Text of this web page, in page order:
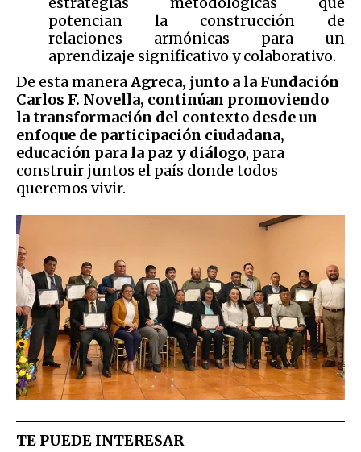
potencian la construcción de
relaciones armónicas para un
aprendizaje significativo y colaborativo.
De esta maneraAgreca, junto a la Fundación
Carlos F. Novella, continúan promoviendo
la transformación del contexto desde un
enfoque de participación ciudadana,
educación para la paz y diálogo, para
construir juntos el país donde todos
queremos vivir.
TE PUEDE INTERESAR